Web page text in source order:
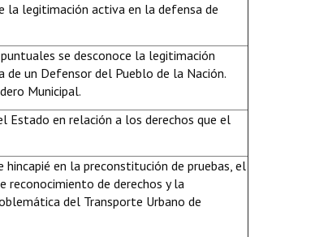
la legitimación activa en la defensa de
se desconoce la legitimación
de un Defensor del Pueblo de la Nación.
Municipal.
Estado en relación a los derechos que el
en la preconstitución de pruebas, el
reconocimiento de derechos y la
del Transporte Urbano de